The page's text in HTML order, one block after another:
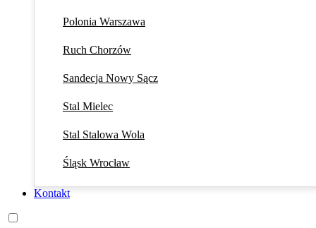
Polonia Warszawa
Ruch Chorzów
Sandecja Nowy Sącz
Stal Mielec
Stal Stalowa Wola
Śląsk Wrocław
Kontakt